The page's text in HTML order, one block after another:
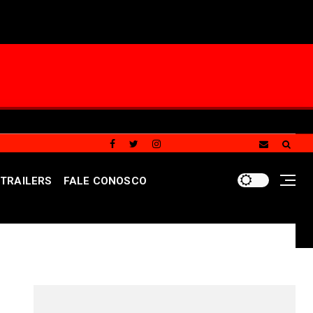
TRAILERS FALE CONOSCO
especializado a crianças e adolescentes vítimas de